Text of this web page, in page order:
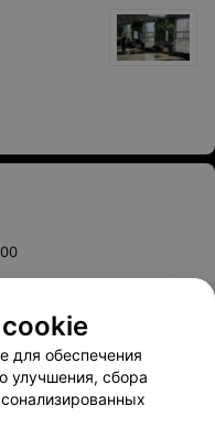
Депиляция зоны
классического
Цена по запросу
для обеспечения
улучшения, сбора